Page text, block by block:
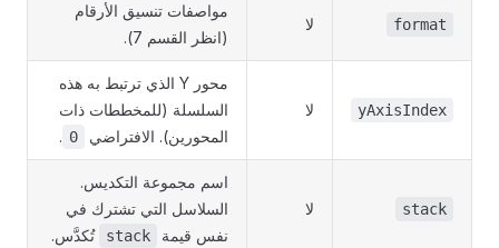
format لا
مواصفات تنسيق الأرقام
(انظر القسم 7).
yAxisIndex لا
محور Y الذي ترتبط به هذه
السلسلة (للمخططات ذات
المحورين). الافتراضي
0
.
stack لا
اسم مجموعة التكديس.
السلاسل التي تشترك في
نفس قيمة
stack تُكدَّس.